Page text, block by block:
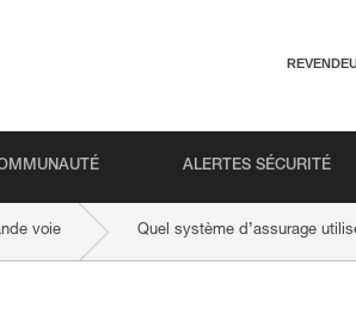
ALERTES SÉCURITÉ
voie Quel système d’assurage